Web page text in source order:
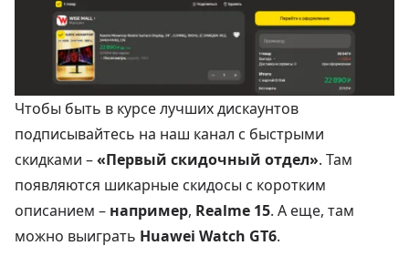
Чтобы быть в курсе лучших дискаунтов
подписывайтесь на наш канал с быстрыми
скидками –«Первый скидочный отдел». Там
появляются шикарные скидосы с коротким
описанием – например, Realme 15. А еще, там
можно выиграть Huawei Watch GT6.